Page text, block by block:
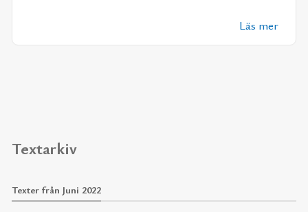
Läs mer
Textarkiv
Texter från Juni 2022